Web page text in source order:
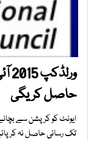
حاصل کریگی
ایونٹ کو کرپشن سے
تک رسائی حاصل نہ